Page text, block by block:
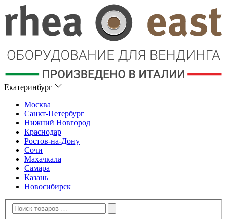
Екатеринбург
Москва
Санкт-Петербург
Нижний Новгород
Краснодар
Ростов-на-Дону
Сочи
Махачкала
Самара
Казань
Новосибирск